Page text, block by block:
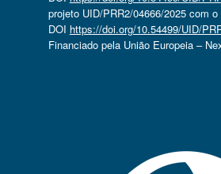
projeto UID/PRR2/04666/2025 com
DOI https://doi.org/10.54499/UID/
Financiado pela União Europeia –